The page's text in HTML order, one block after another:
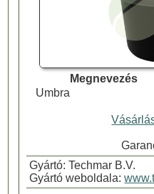
Megnevezés
Umbra
Gyártó: Techmar B.V.
Gyártó weboldala: